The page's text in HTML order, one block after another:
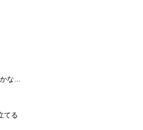
な…
てる